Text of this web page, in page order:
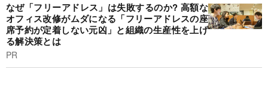
なぜ「フリーアドレス」は失敗するのか? 高額な
オフィス改修がムダになる「フリーアドレスの座
席予約が定着しない元凶」と組織の生産性を上げ
る解決策とは
PR